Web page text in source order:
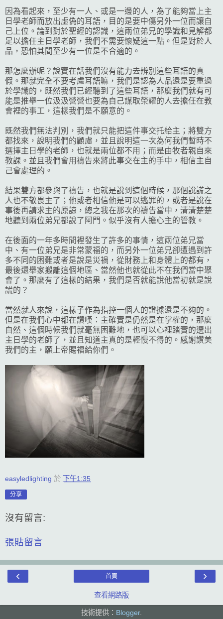
因為看起來，至少有一人、或是一邊的人，為了能夠當上主
日學老師而放出虛偽的耳語，目的是要中傷另外一位而讓自
己上位。論到對於聖經的認識，這兩位弟兄的學識和見解都
足以擔任主日學老師，我們不需要懷疑這一點。但是對於人
品，恐怕其間至少有一位是不合適的。
那怎麼辦呢？說實在話我們沒有能力去辨別這些耳語的真
假。那就完全不要考慮耳語嘛，我們是認為人品還是要重過
於學識的，既然我們已經聽到了這些耳語，那麼我們就有可
能是推舉一位汲汲營營也要為自己謀取榮耀的人去擔任在教
會裡的事工，這樣我們是不願意的。
既然我們無法判別，我們就只能把這件事交托給主；將雙方
都找來，說明我們的顧慮，並且說明這一次為何我們暫時不
選擇主日學的老師，也就是兩位都不用；而是由牧者親自來
教課。並且我們會用禱告來將此事交在主的手中，相信主自
己會處理的。
結果雙方都參與了禱告，也就是說到這個時候，那個說謊之
人也不敬畏主了；他或者相信他是可以逃罪的，或者是說在
事後再請求主的原諒，總之我在那次的禱告當中，清清楚楚
地聽到兩位弟兄都說了阿門。似乎沒有人擔心主的管教。
在後面的一年多時間裡發生了許多的事情，這兩位弟兄當
中、有一位弟兄是非常蒙福的，而另外一位弟兄卻遭遇到許
多不同的困難或者是說是災禍，從財務上和身體上的都有，
最後還舉家搬離這個地區、當然他也就從此不在我們當中聚
會了。那麼有了這樣的結果，我們是否就能說他當初就是說
謊的？
當然就人來說，這樣子作為指控一個人的證據還是不夠的。
但是在我們心中都在讚嘆：主確實是仍然是在掌權的，那麼
自然、這個時候我們就毫無困難地，也可以心裡踏實的選出
主日學的老師了，並且知道主真的是輕慢不得的。感謝讚美
我們的主，願上帝賜福給你們。
easyledlighting 於 下午1:35
分享
沒有留言:
張貼留言
‹ ›
首頁
查看網路版
技術提供： Blogger.